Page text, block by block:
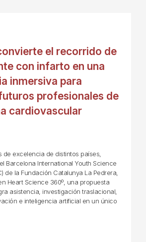
el recorrido de
con infarto en una
inmersiva para
profesionales de
cardiovascular
de excelencia de distintos países,
Barcelona International Youth Science
de la Fundación Catalunya La Pedrera,
Heart Science 360º, una propuesta
asistencia, investigación traslacional,
e inteligencia artificial en un único